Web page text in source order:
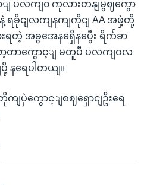
ျ ပလကျ၀ ကုလားတနျမွဈကွော
နဲ့ ရခိုငျလကျနကျကိုငျ AA အဖှဲ့တို့
ရတဲ့ အခွအေနရှေိနပွေီး ရိက်ခာ
တာကွောင့ျ မတူပီ ပလကျဝလ
နရေပါတယျ။
ျပှဲကွောင့ျစဈရှောငျဦးရေ